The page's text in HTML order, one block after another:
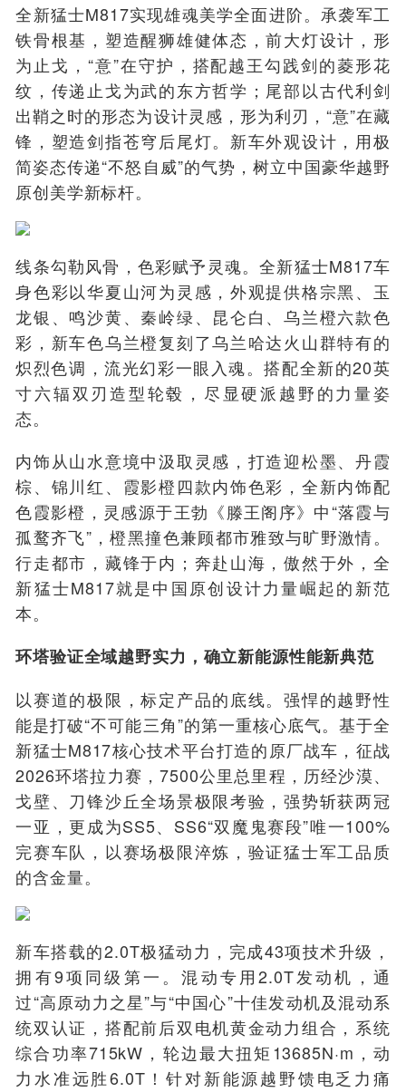
全新猛士M817实现雄魂美学全面进阶。承袭军工
铁骨根基，塑造醒狮雄健体态，前大灯设计，形
为止戈，“意”在守护，搭配越王勾践剑的菱形花
纹，传递止戈为武的东方哲学；尾部以古代利剑
出鞘之时的形态为设计灵感，形为利刃，“意”在藏
锋，塑造剑指苍穹后尾灯。新车外观设计，用极
简姿态传递“不怒自威”的气势，树立中国豪华越野
原创美学新标杆。
线条勾勒风骨，色彩赋予灵魂。全新猛士M817车
身色彩以华夏山河为灵感，外观提供格宗黑、玉
龙银、鸣沙黄、秦岭绿、昆仑白、乌兰橙六款色
彩，新车色乌兰橙复刻了乌兰哈达火山群特有的
炽烈色调，流光幻彩一眼入魂。搭配全新的20英
寸六辐双刃造型轮毂，尽显硬派越野的力量姿
态。
内饰从山水意境中汲取灵感，打造迎松墨、丹霞
棕、锦川红、霞影橙四款内饰色彩，全新内饰配
色霞影橙，灵感源于王勃《滕王阁序》中“落霞与
孤鹜齐飞”，橙黑撞色兼顾都市雅致与旷野激情。
行走都市，藏锋于内；奔赴山海，傲然于外，全
新猛士M817就是中国原创设计力量崛起的新范
本。
环塔验证全域越野实力，确立新能源性能新典范
以赛道的极限，标定产品的底线。强悍的越野性
能是打破“不可能三角”的第一重核心底气。基于全
新猛士M817核心技术平台打造的原厂战车，征战
2026环塔拉力赛，7500公里总里程，历经沙漠、
戈壁、刀锋沙丘全场景极限考验，强势斩获两冠
一亚，更成为SS5、SS6“双魔鬼赛段”唯一100%
完赛车队，以赛场极限淬炼，验证猛士军工品质
的含金量。
新车搭载的2.0T极猛动力，完成43项技术升级，
拥有9项同级第一。混动专用2.0T发动机，通
过“高原动力之星”与“中国心”十佳发动机及混动系
统双认证，搭配前后双电机黄金动力组合，系统
综合功率715kW，轮边最大扭矩13685N·m，动
力水准远胜6.0T！针对新能源越野馈电乏力痛